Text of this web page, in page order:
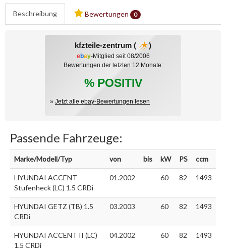
Beschreibung Bewertungen 0
kfzteile-zentrum ( )
ebay-Mitglied seit 08/2006
Bewertungen der letzten 12 Monate:
% POSITIV
» Jetzt alle ebay-Bewertungen lesen
Passende Fahrzeuge:
Marke/Modell/Typ von bis kW PS ccm
HYUNDAI ACCENT
Stufenheck (LC) 1.5 CRDi
01.2002 60 82 1493
HYUNDAI GETZ (TB) 1.5
CRDi
03.2003 60 82 1493
HYUNDAI ACCENT II (LC)
1.5 CRDi
04.2002 60 82 1493